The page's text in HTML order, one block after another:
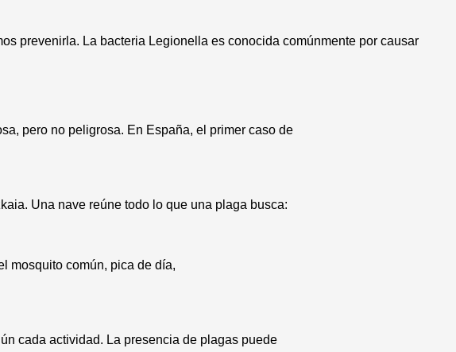
prevenirla. La bacteria Legionella es conocida comúnmente por causar
pero no peligrosa. En España, el primer caso de
Una nave reúne todo lo que una plaga busca:
mosquito común, pica de día,
cada actividad. La presencia de plagas puede